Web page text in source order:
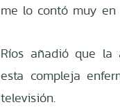
me lo contó muy en
Ríos añadió que
esta compleja
televisión.